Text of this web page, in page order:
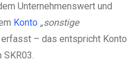
Unternehmenswert und
Konto „sonstige
– das entspricht Konto